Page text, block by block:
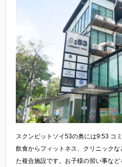
スクンビットソイ53の奥には9:53 コ
飲食からフィットネス、クリニック
た複合施設です。お子様の習い事な